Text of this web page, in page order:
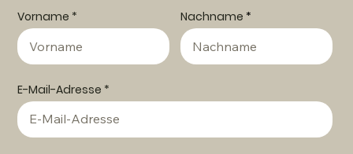
Vorname
E-Mail-Adresse
Nachname